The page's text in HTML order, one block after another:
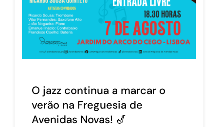
O jazz continua a marcar o
verão na Freguesia de
Avenidas Novas! 🎷